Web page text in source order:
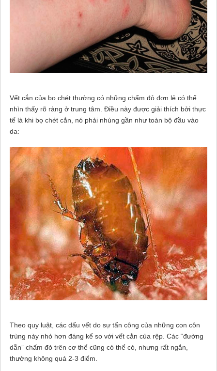
Vết cắn của bọ chét thường có những chấm đỏ đơn lẻ có thể
nhìn thấy rõ ràng ở trung tâm. Điều này được giải thích bởi thực
tế là khi bọ chét cắn, nó phải nhúng gần như toàn bộ đầu vào
da:
Theo quy luật, các dấu vết do sự tấn công của những con côn
trùng này nhỏ hơn đáng kể so với vết cắn của rệp. Các “đường
dẫn” chấm đỏ trên cơ thể cũng có thể có, nhưng rất ngắn,
thường không quá 2-3 điểm.